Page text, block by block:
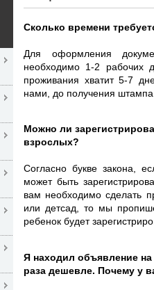
Сколько времени
Для оформления
необходимо 1-2 рабочих
проживания хватит 5-7
нами, до получения
Можно ли
взрослых?
Согласно букве закона,
может быть
вам необходимо сделать
или детсад, то мы
ребенок будет
Я находил объявление
раза дешевле. Почему у